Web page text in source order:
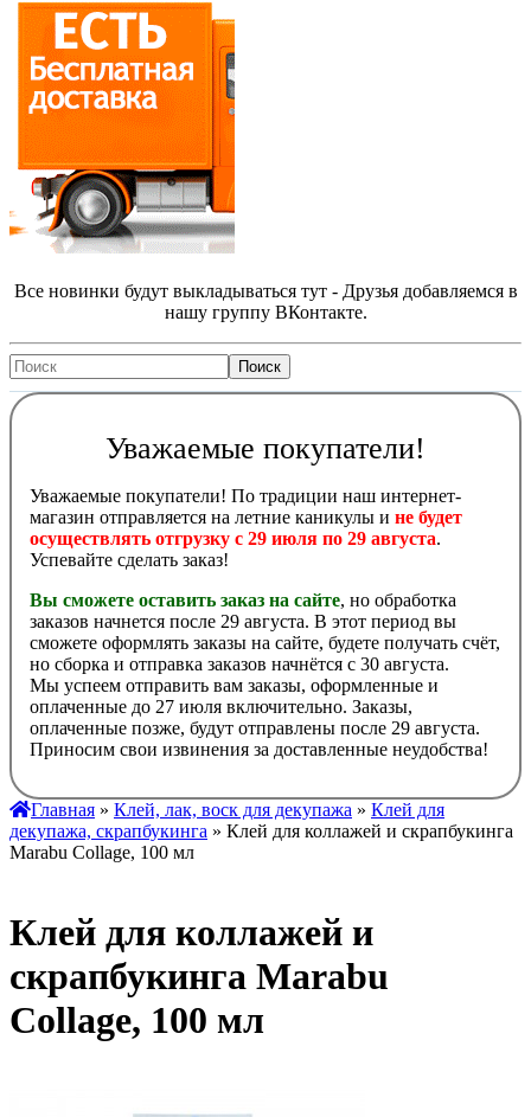
Все новинки будут выкладываться тут - Друзья добавляемся в
нашу группу ВКонтакте.
Уважаемые покупатели!
Уважаемые покупатели! По традиции наш интернет-
магазин отправляется на летние каникулы и не будет
осуществлять отгрузку с 29 июля по 29 августа.
Успевайте сделать заказ!
Вы сможете оставить заказ на сайте, но обработка
заказов начнется после 29 августа. В этот период вы
сможете оформлять заказы на сайте, будете получать счёт,
но сборка и отправка заказов начнётся с 30 августа.
Мы успеем отправить вам заказы, оформленные и
оплаченные до 27 июля включительно. Заказы,
оплаченные позже, будут отправлены после 29 августа.
Приносим свои извинения за доставленные неудобства!
Главная » Клей, лак, воск для декупажа » Клей для
декупажа, скрапбукинга » Клей для коллажей и скрапбукинга
Marabu Collage, 100 мл
Клей для коллажей и
скрапбукинга Marabu
Collage, 100 мл